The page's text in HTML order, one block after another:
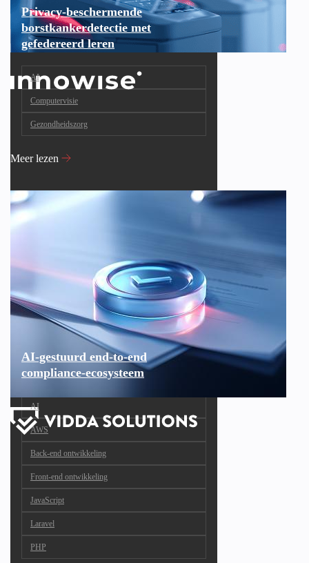
Privacy-beschermende
borstkankerdetectie met
gefedereerd leren
AI
Computervisie
Gezondheidszorg
Meer lezen
AI-gestuurd end-to-end
compliance-ecosysteem
AI
AWS
Back-end ontwikkeling
Front-end ontwikkeling
JavaScript
Laravel
PHP